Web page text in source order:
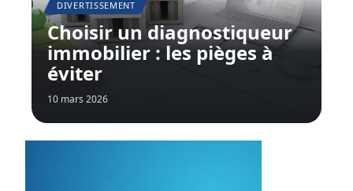
DIVERTISSEMENT
Choisir un diagnostiqueur
immobilier : les pièges à
éviter
10 mars 2026